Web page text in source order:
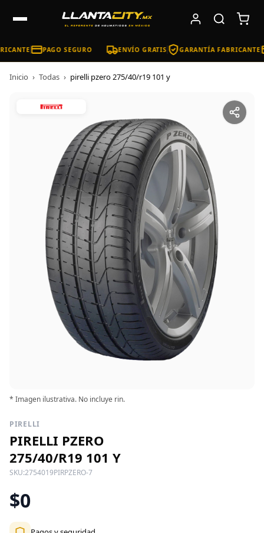
PAGO SEGURO ENVÍO GRATIS GARANTÍA FABRICANTE
Inicio › Todas › pirelli pzero 275/40/r19 101 y
* Imagen ilustrativa. No incluye rin.
PIRELLI
PIRELLI PZERO
275/40/R19 101 Y
SKU:2754019PIRPZERO-7
$0